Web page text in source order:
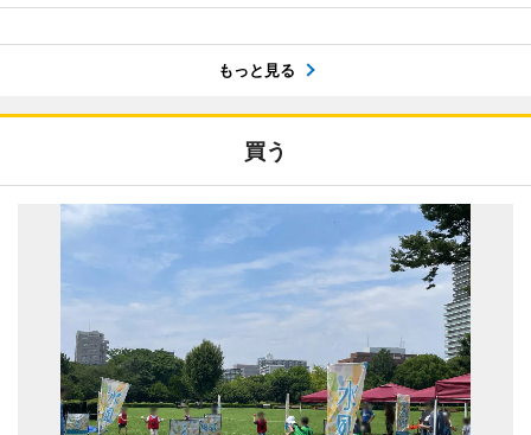
もっと見る
買う